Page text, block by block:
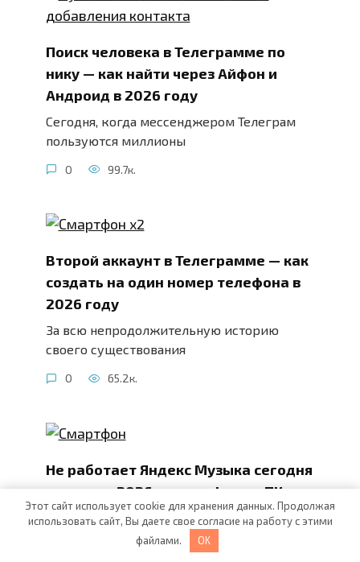
Поиск человека в Телеграмме по
нику — как найти через Айфон и
Андроид в 2026 году
Сегодня, когда мессенджером Телеграм
пользуются миллионы
0 99.7к.
Второй аккаунт в Телеграмме — как
создать на один номер телефона в
2026 году
За всю непродолжительную историю
своего существования
0 65.2к.
Не работает Яндекс Музыка сегодня
в августе 2026 на телефоне и ПК —
почему и что делать?
Популярнейший в России стриминговый
Этот сайт использует cookie для хранения данных. Продолжая
использовать сайт, Вы даете свое согласие на работу с этими
файлами.
OK